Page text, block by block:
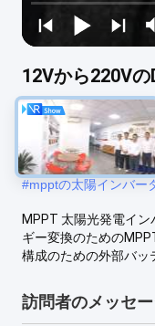
12Vから220V
太陽電荷インバー
#mpptの太陽インバー
MPPT 太陽光発電イン
ギー変換のための
構成のための外部バッ
訪問者のメッセ